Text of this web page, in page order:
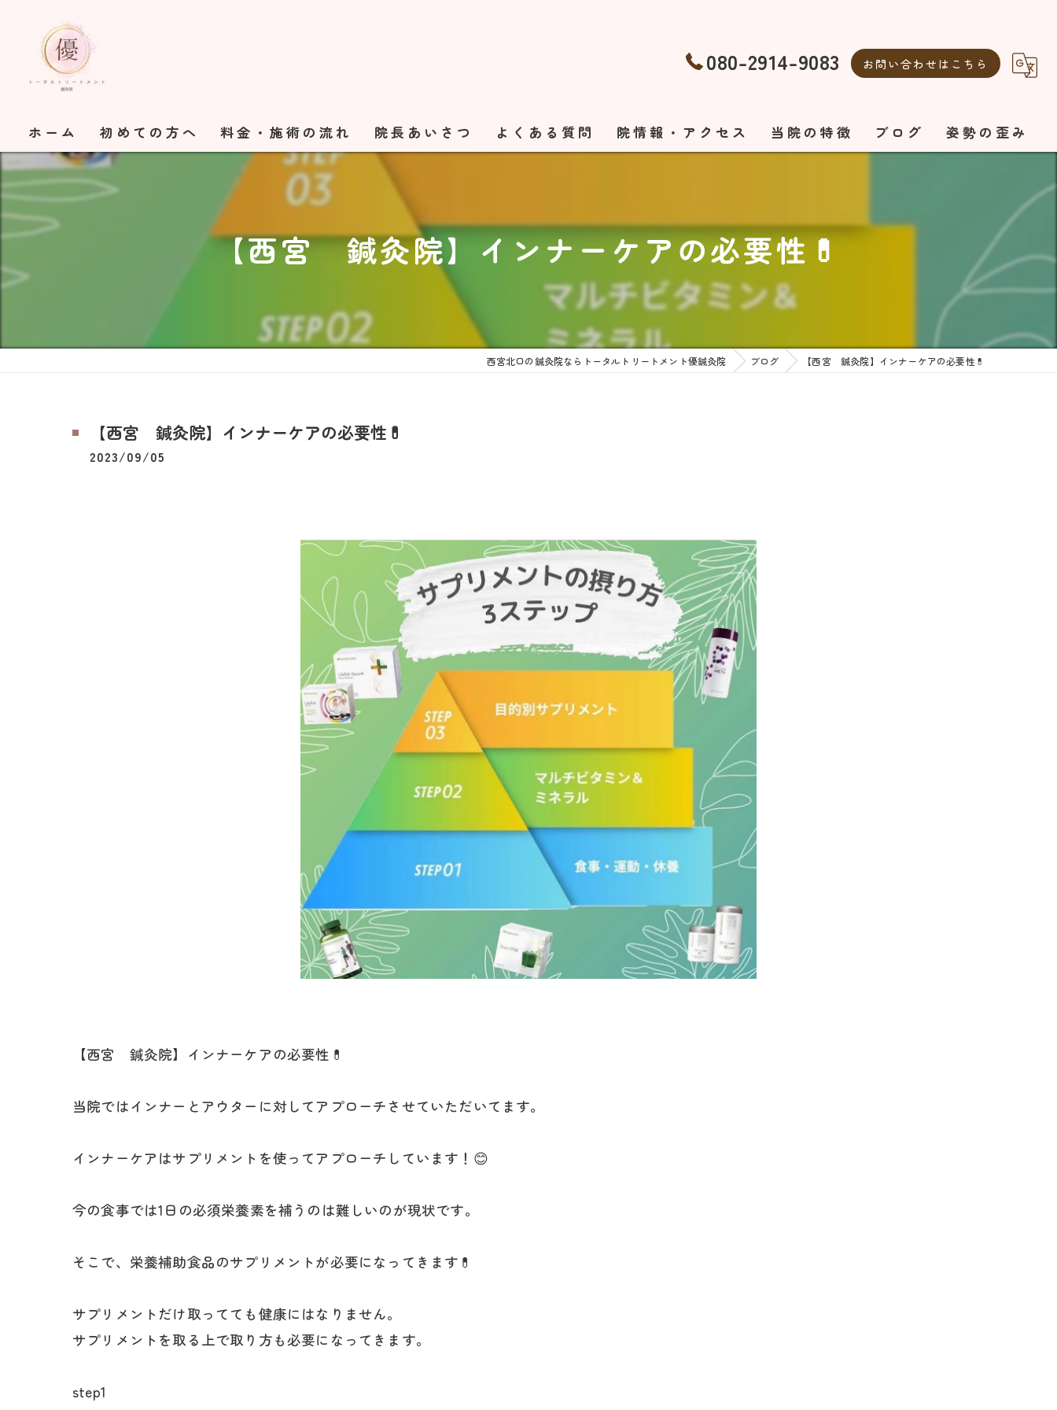
080-2914-9083 お問い合わせはこちら
ホーム 初めての方へ 料金・施術の流れ 院長あいさつ よくある質問 院情報・アクセス 当院の特徴
自律神経
ボディメイク
オーダーメイド施術
ブログ 姿勢の歪み
エステ
【西宮 鍼灸院】インナーケアの必要性💊
西宮北口の鍼灸院ならトータルトリートメント優鍼灸院 ブログ 【西宮 鍼灸院】インナーケアの必要性💊
【西宮 鍼灸院】インナーケアの必要性💊
2023/09/05
【西宮 鍼灸院】インナーケアの必要性💊
当院ではインナーとアウターに対してアプローチさせていただいてます。
インナーケアはサプリメントを使ってアプローチしています！😊
今の食事では1日の必須栄養素を補うのは難しいのが現状です。
そこで、栄養補助食品のサプリメントが必要になってきます💊
サプリメントだけ取ってても健康にはなりません。
サプリメントを取る上で取り方も必要になってきます。
step1